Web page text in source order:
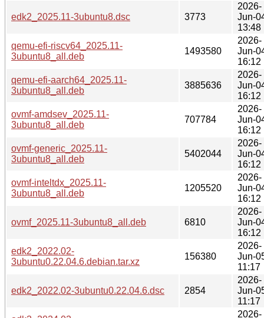
edk2_2025.11-3ubuntu8.dsc 3773
2026-
Jun-
13:48
qemu-efi-riscv64_2025.11-
3ubuntu8_all.deb
1493580
2026-
Jun-
16:12
qemu-efi-aarch64_2025.11-
3ubuntu8_all.deb
3885636
2026-
Jun-
16:12
ovmf-amdsev_2025.11-
3ubuntu8_all.deb
707784
2026-
Jun-
16:12
ovmf-generic_2025.11-
3ubuntu8_all.deb
5402044
2026-
Jun-
16:12
ovmf-inteltdx_2025.11-
3ubuntu8_all.deb
1205520
2026-
Jun-
16:12
ovmf_2025.11-3ubuntu8_all.deb 6810
2026-
Jun-
16:12
edk2_2022.02-
3ubuntu0.22.04.6.debian.tar.xz
156380
2026-
Jun-
11:17
edk2_2022.02-3ubuntu0.22.04.6.dsc 2854
2026-
Jun-
11:17
2026-